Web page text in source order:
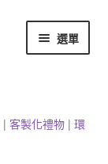
選單
| 客製化禮物| 環